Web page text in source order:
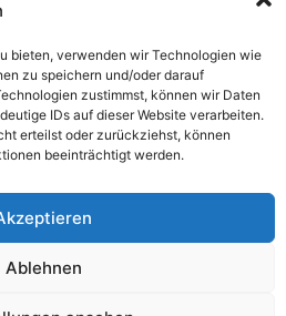
bieten, verwenden wir Technologien wie
zu speichern und/oder darauf
zustimmst, können wir Daten
IDs auf dieser Website verarbeiten.
erteilst oder zurückziehst, können
beeinträchtigt werden.
Ablehnen
neuesten Stand!